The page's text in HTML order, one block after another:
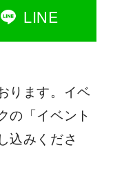
LINE
ります。イベ
の「イベント
込みくださ